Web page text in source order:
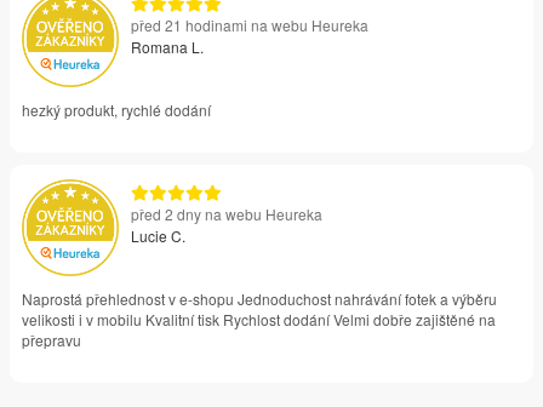
před 21 hodinami na webu Heureka
Romana L.
hezký produkt, rychlé dodání
před 2 dny na webu Heureka
Lucie C.
Naprostá přehlednost v e-shopu Jednoduchost nahrávání fotek a výběru
velikosti i v mobilu Kvalitní tisk Rychlost dodání Velmi dobře zajištěné na
přepravu